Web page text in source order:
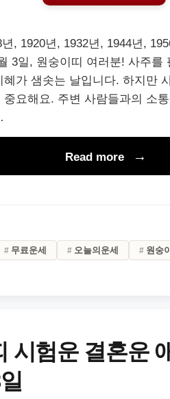
, 1920년, 1932년, 1944년,
3일, 원숭이띠 여러분! 사주
가 샘솟는 날입니다. 하지만
요해요. 주변 사람들과의 소
Read more
무료운세 오늘의운세 원숭
시험운 결혼운